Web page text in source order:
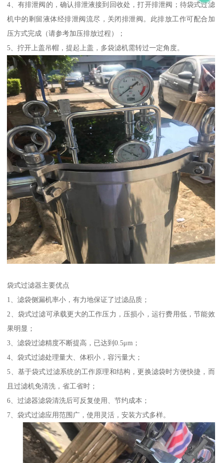
4、有排泄阀的，确认排泄液接到回收处，打开排泄阀；待袋式过滤
机中的剩留液体经排泄阀流尽，关闭排泄阀。此排放工作可配合加
压方式完成（请参考加压排放过程）；
5、拧开上盖吊帽，提起上盖，多袋滤机需转过一定角度。
袋式过滤器主要优点
1、滤袋侧漏机率小，有力地保证了过滤品质；
2、袋式过滤可承载更大的工作压力，压损小，运行费用低，节能效
果明显；
3、滤袋过滤精度不断提高，已达到0.5μm；
4、袋式过滤处理量大、体积小，容污量大；
5、基于袋式过滤系统的工作原理和结构，更换滤袋时方便快捷，而
且过滤机免清洗，省工省时；
6、过滤器滤袋清洗后可反复使用、节约成本；
7、袋式过滤应用范围广，使用灵活，安装方式多样。